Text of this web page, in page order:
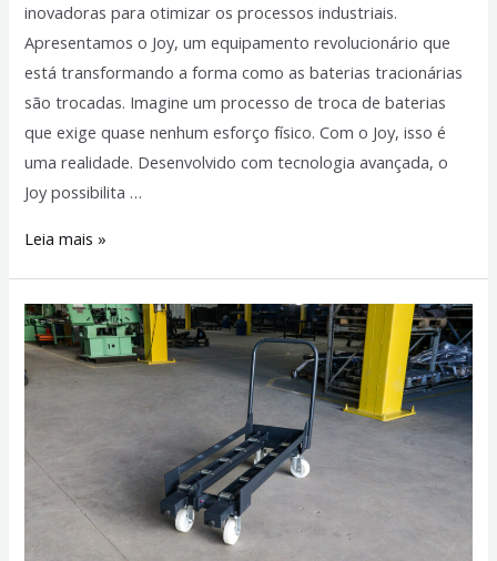
inovadoras para otimizar os processos industriais.
Apresentamos o Joy, um equipamento revolucionário que
está transformando a forma como as baterias tracionárias
são trocadas. Imagine um processo de troca de baterias
que exige quase nenhum esforço físico. Com o Joy, isso é
uma realidade. Desenvolvido com tecnologia avançada, o
Joy possibilita …
Leia mais »